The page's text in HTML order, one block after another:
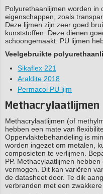
Polyurethaanlijmen worden in
eigenschappen, zoals
Deze lijmen zijn zeer goed
kunststoffen. Deze dienen
schoongemaakt. PU lijmen
Veelgebruikte
Sikaflex 221
Araldite 2018
Permacol PU lijm
Methacrylaatlijmen
Methacrylaatlijmen (of
hebben een mate van
Oppervlaktebehandeling is
worden ingezet om metalen,
composieten te verlijmen.
PP. Methacylaatlijmen
vermogen. Dit kan variëren
de datasheet door. Te dik
verbranden met een zwakkere